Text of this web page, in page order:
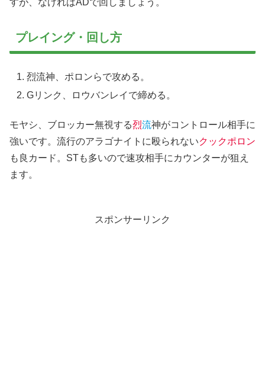
すが、なければADで回しましょう。
プレイング・回し方
烈流神、ポロンらで攻める。
Gリンク、ロウバンレイで締める。
モヤシ、ブロッカー無視する烈流神がコントロール相手に
強いです。流行のアラゴナイトに殴られないクックポロン
も良カード。STも多いので速攻相手にカウンターが狙え
ます。
スポンサーリンク